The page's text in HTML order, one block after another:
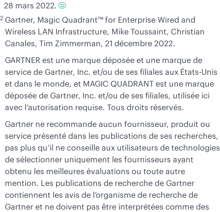
28 mars 2022.
2 Gartner, Magic Quadrant™ for Enterprise Wired and
Wireless LAN Infrastructure, Mike Toussaint, Christian
Canales, Tim Zimmerman, 21 décembre 2022.
GARTNER est une marque déposée et une marque de
service de Gartner, Inc. et/ou de ses filiales aux États-Unis
et dans le monde, et MAGIC QUADRANT est une marque
déposée de Gartner, Inc. et/ou de ses filiales, utilisée ici
avec l’autorisation requise. Tous droits réservés.
Gartner ne recommande aucun fournisseur, produit ou
service présenté dans les publications de ses recherches,
pas plus qu’il ne conseille aux utilisateurs de technologies
de sélectionner uniquement les fournisseurs ayant
obtenu les meilleures évaluations ou toute autre
mention. Les publications de recherche de Gartner
contiennent les avis de l’organisme de recherche de
Gartner et ne doivent pas être interprétées comme des